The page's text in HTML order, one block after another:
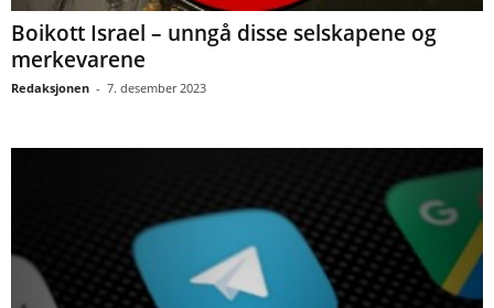
Boikott Israel – unngå disse selskapene og
merkevarene
Redaksjonen - 7. desember 2023